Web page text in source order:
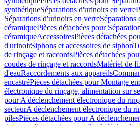
synthétiqueSéparations d'urinoirs en verre
Séparations d'urinoirs en verreSéparations
céramiquePièces détachées pour
céramiqueAccessoiresPièces détachées
d'urinoirSiphons et accessoires de siphon
de rinçage et raccordsPièces détachées
coudes de rinçage et raccordsMatériel de
d'eauRaccordements aux appareils
encastréPièces détachées pour Montage
électronique du rinçage, alimentation sur
pour A déclenchement électronique du
secteurA déclenchement électronique du
pilesPièces détachées pour A